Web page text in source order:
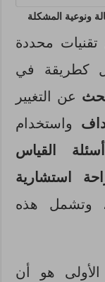
ونوعية المشكلة
محددة
كطريقة في
عن التغيير
واستخدام
أسئلة القياس
استشارية
وتشمل هذه
الأولى هو أن